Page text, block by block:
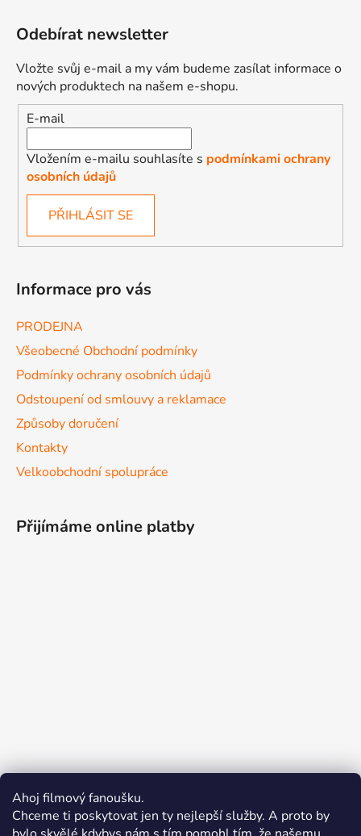
Ahoj filmový fanoušku.
Chceme ti poskytovat jen ty nejlepší služby. A proto by
Odebírat newsletter
Vložte svůj e-mail a my vám budeme zasílat informace o
nových produktech na našem e-shopu.
E-mail
Vložením e-mailu souhlasíte s podmínkami ochrany
osobních údajů
PŘIHLÁSIT SE
Informace pro vás
PRODEJNA
Všeobecné Obchodní podmínky
Podmínky ochrany osobních údajů
Odstoupení od smlouvy a reklamace
Způsoby doručení
Kontakty
Velkoobchodní spolupráce
Přijímáme online platby